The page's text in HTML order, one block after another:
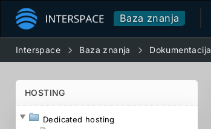
Baza znanja
Interspace Baza znanja Dokumentacija
HOSTING
Dedicated hosting